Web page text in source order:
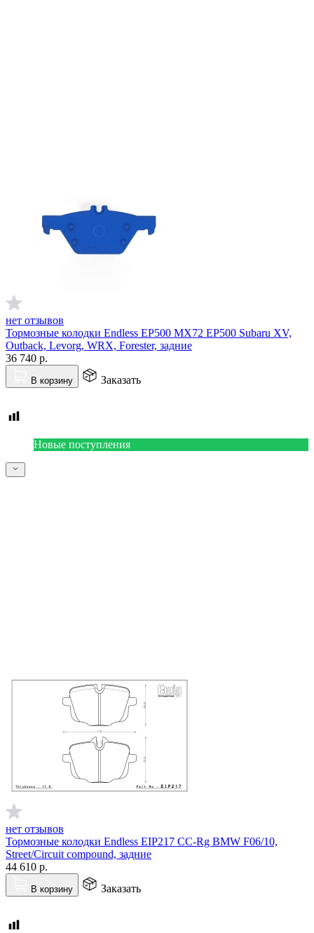
нет отзывов
Тормозные колодки Endless EP500 MX72 EP500 Subaru XV,
Outback, Levorg, WRX, Forester, задние
36 740 р.
В корзину Заказать
Новые поступления
нет отзывов
Тормозные колодки Endless EIP217 CC-Rg BMW F06/10,
Street/Circuit compound, задние
44 610 р.
В корзину Заказать